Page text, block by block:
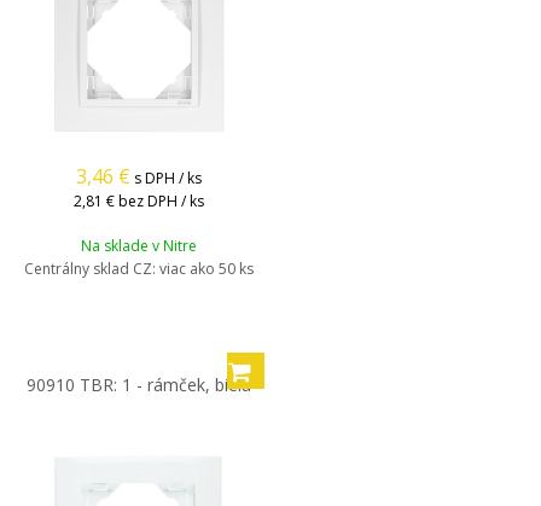
3,46 € s DPH / ks
2,81 € bez DPH / ks
Na sklade v Nitre
Centrálny sklad CZ: viac ako 50 ks
90910 TBR: 1 - rámček, biela